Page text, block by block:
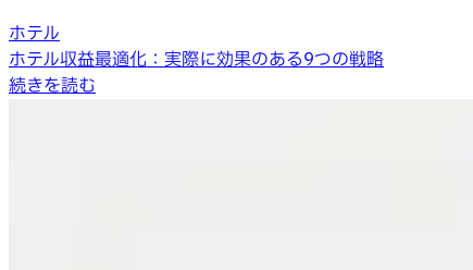
ホテル
ホテル収益最適化：実際に効果のある9つの戦略
続きを読む